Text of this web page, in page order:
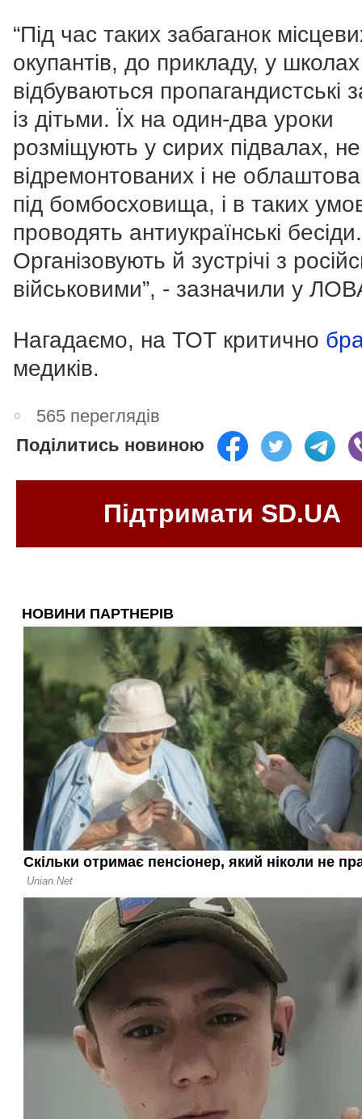
“Під час таких забаганок
окупантів, до прикладу, у школах
відбуваються пропагандистські
із дітьми. Їх на один-два уроки
розміщують у сирих підвалах, не
відремонтованих і не
під бомбосховища, і в таких
проводять антиукраїнські бесіди.
Організовують й зустрічі з
військовими”, - зазначили у
Нагадаємо, на ТОТ критично
медиків.
565 переглядів
Поділитись новиною
Підтримати SD.UA